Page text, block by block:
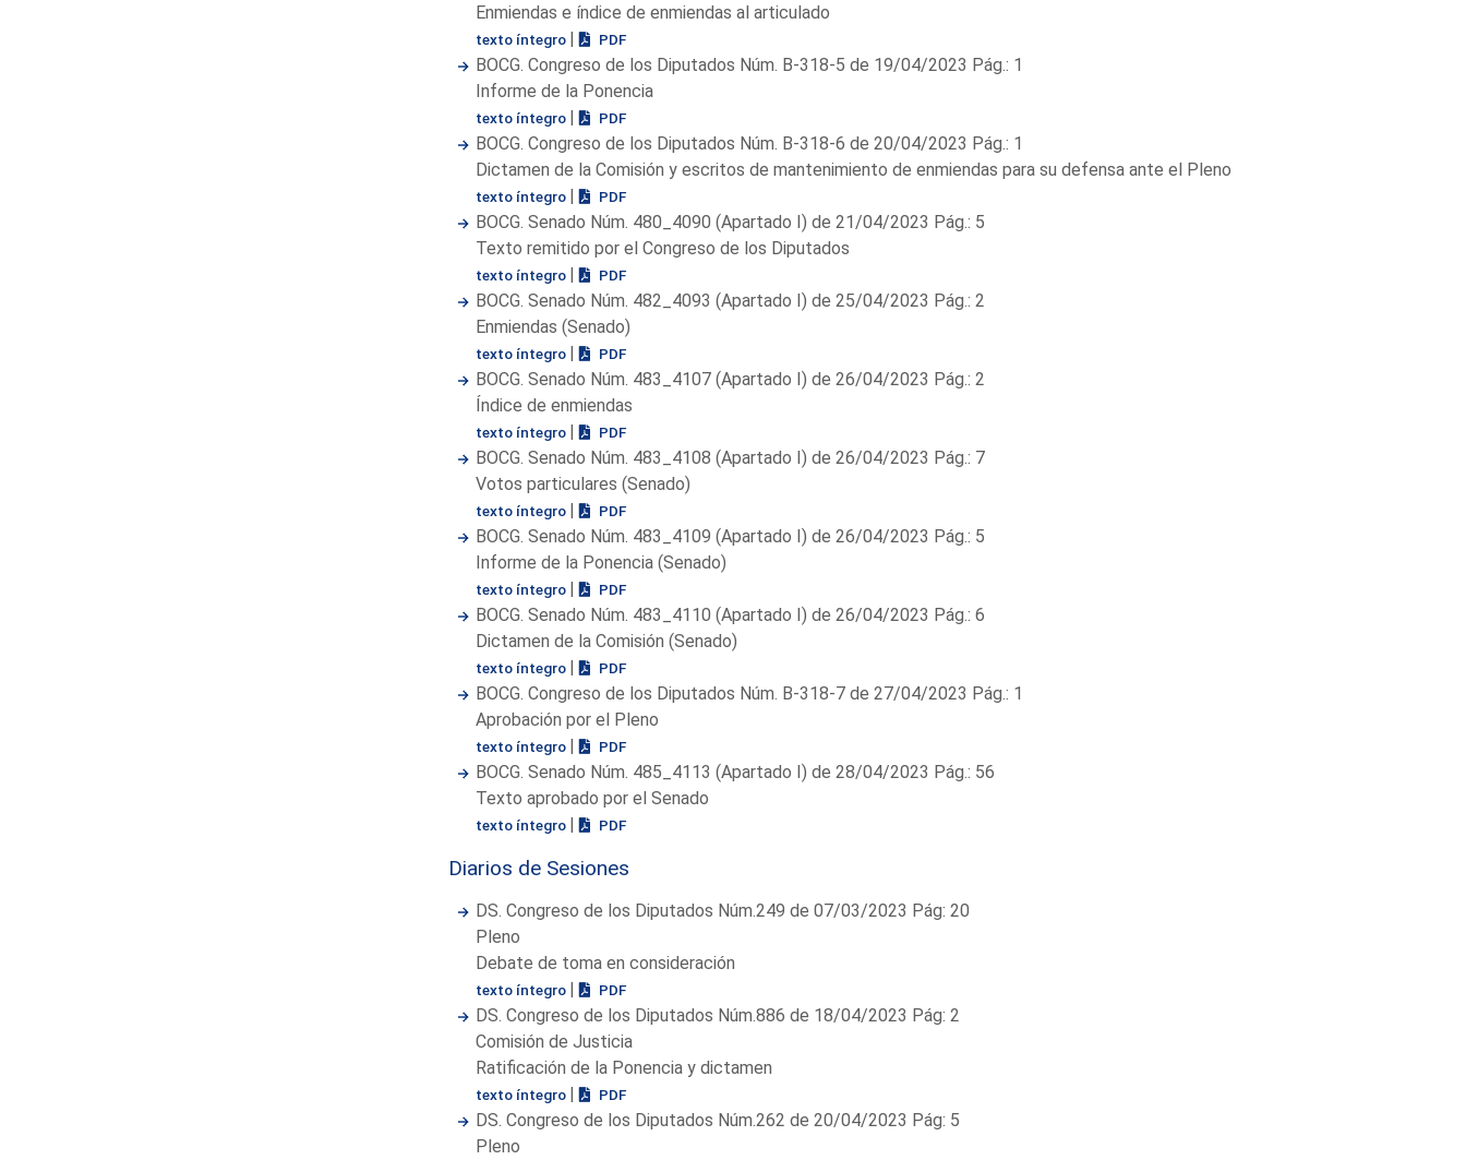
Enmiendas e índice de enmiendas al articulado
texto íntegro | PDF
BOCG. Congreso de los Diputados Núm. B-318-5 de 19/04/2023 Pág.: 1
Informe de la Ponencia
texto íntegro | PDF
BOCG. Congreso de los Diputados Núm. B-318-6 de 20/04/2023 Pág.: 1
Dictamen de la Comisión y escritos de mantenimiento de enmiendas para su defensa ante el Pleno
texto íntegro | PDF
BOCG. Senado Núm. 480_4090 (Apartado I) de 21/04/2023 Pág.: 5
Texto remitido por el Congreso de los Diputados
texto íntegro | PDF
BOCG. Senado Núm. 482_4093 (Apartado I) de 25/04/2023 Pág.: 2
Enmiendas (Senado)
texto íntegro | PDF
BOCG. Senado Núm. 483_4107 (Apartado I) de 26/04/2023 Pág.: 2
Índice de enmiendas
texto íntegro | PDF
BOCG. Senado Núm. 483_4108 (Apartado I) de 26/04/2023 Pág.: 7
Votos particulares (Senado)
texto íntegro | PDF
BOCG. Senado Núm. 483_4109 (Apartado I) de 26/04/2023 Pág.: 5
Informe de la Ponencia (Senado)
texto íntegro | PDF
BOCG. Senado Núm. 483_4110 (Apartado I) de 26/04/2023 Pág.: 6
Dictamen de la Comisión (Senado)
texto íntegro | PDF
BOCG. Congreso de los Diputados Núm. B-318-7 de 27/04/2023 Pág.: 1
Aprobación por el Pleno
texto íntegro | PDF
BOCG. Senado Núm. 485_4113 (Apartado I) de 28/04/2023 Pág.: 56
Texto aprobado por el Senado
texto íntegro | PDF
Diarios de Sesiones
DS. Congreso de los Diputados Núm.249 de 07/03/2023 Pág: 20
Pleno
Debate de toma en consideración
texto íntegro | PDF
DS. Congreso de los Diputados Núm.886 de 18/04/2023 Pág: 2
Comisión de Justicia
Ratificación de la Ponencia y dictamen
texto íntegro | PDF
DS. Congreso de los Diputados Núm.262 de 20/04/2023 Pág: 5
Pleno